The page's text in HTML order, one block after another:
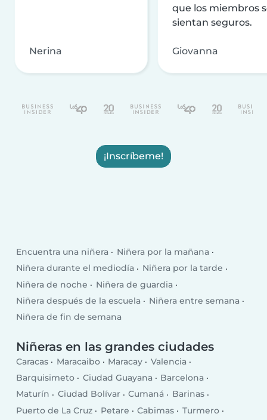
Nerina
que los miembros
sientan seguros.
Giovanna
¡Inscríbeme!
Encuentra una niñera
Niñera por la mañana
Niñera durante el mediodía
Niñera por la tarde
Niñera de noche
Niñera de guardia
Niñera después de la escuela
Niñera entre semana
Niñera de fin de semana
Niñeras en las grandes ciudades
Caracas Maracaibo Maracay
Valencia
Barquisimeto
Ciudad Guayana
Barcelona
Maturín
Ciudad Bolívar Cumaná
Barinas
Puerto de La Cruz
Petare Cabimas
Turmero